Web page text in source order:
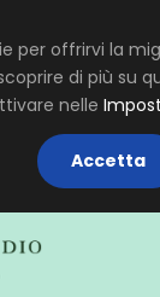
per offrirvi la
di più su
nelle
Accetta